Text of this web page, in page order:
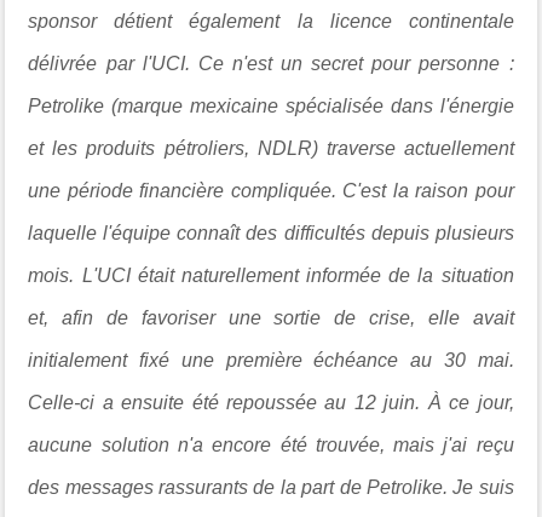
sponsor détient également la licence continentale
délivrée par l'UCI. Ce n'est un secret pour personne :
Petrolike (marque mexicaine spécialisée dans l'énergie
et les produits pétroliers, NDLR) traverse actuellement
une période financière compliquée. C'est la raison pour
laquelle l'équipe connaît des difficultés depuis plusieurs
mois. L'UCI était naturellement informée de la situation
et, afin de favoriser une sortie de crise, elle avait
initialement fixé une première échéance au 30 mai.
Celle-ci a ensuite été repoussée au 12 juin. À ce jour,
aucune solution n'a encore été trouvée, mais j'ai reçu
des messages rassurants de la part de Petrolike. Je suis